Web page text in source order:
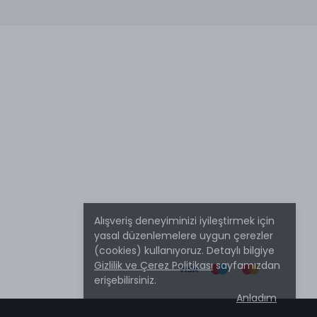
Alışveriş deneyiminizi iyileştirmek için
yasal düzenlemelere uygun çerezler
(cookies) kullanıyoruz. Detaylı bilgiye
Gizlilik ve Çerez Politikasısayfamızdan
erişebilirsiniz.
Anladım